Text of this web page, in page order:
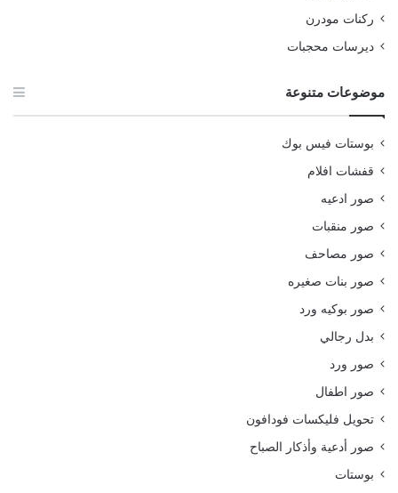
ركنات مودرن
ديرسات محجبات
موضوعات متنوعة
بوستات فيس بوك
قفشات افلام
صور ادعيه
صور منقبات
صور مصاحف
صور بنات صغيره
صور بوكيه ورد
بدل رجالي
صور ورد
صور اطفال
تحويل فليكسات فودافون
صور أدعية وأذكار الصباح
بوستات